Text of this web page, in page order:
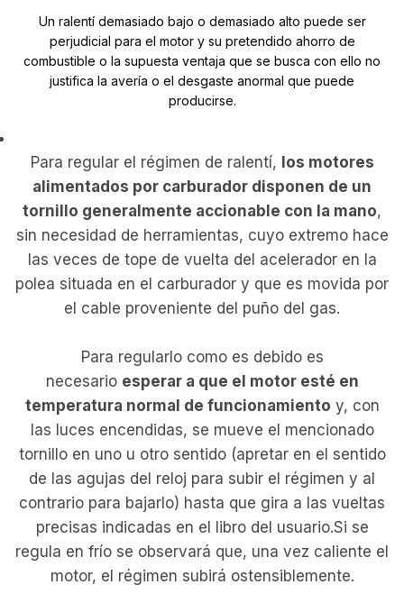
Un ralentí demasiado bajo o demasiado alto puede ser
perjudicial para el motor y su pretendido ahorro de
combustible o la supuesta ventaja que se busca con ello no
justifica la avería o el desgaste anormal que puede
producirse.
Para regular el régimen de ralentí, los motores
alimentados por carburador disponen de un
tornillo generalmente accionable con la mano,
sin necesidad de herramientas, cuyo extremo hace
las veces de tope de vuelta del acelerador en la
polea situada en el carburador y que es movida por
el cable proveniente del puño del gas.
Para regularlo como es debido es
necesario esperar a que el motor esté en
temperatura normal de funcionamiento y, con
las luces encendidas, se mueve el mencionado
tornillo en uno u otro sentido (apretar en el sentido
de las agujas del reloj para subir el régimen y al
contrario para bajarlo) hasta que gira a las vueltas
precisas indicadas en el libro del usuario.Si se
regula en frío se observará que, una vez caliente el
motor, el régimen subirá ostensiblemente.